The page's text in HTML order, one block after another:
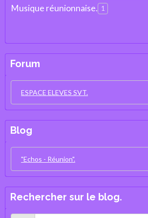
Musique réunionnaise. 1
Forum
ESPACE ELEVES SVT.
Blog
"Echos - Réunion".
Rechercher sur le blog.